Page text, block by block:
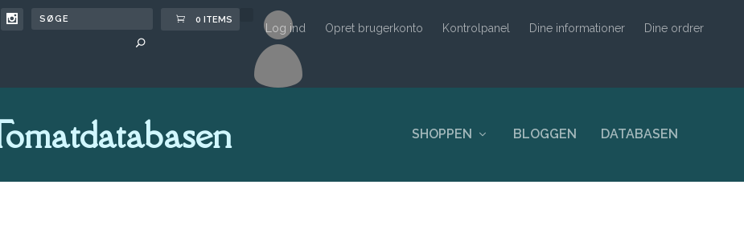
0 ITEMS 
Log ind Opret brugerkonto Kontrolpanel Dine informationer Dine ordrer
SHOPPEN BLOGGEN DATABASEN